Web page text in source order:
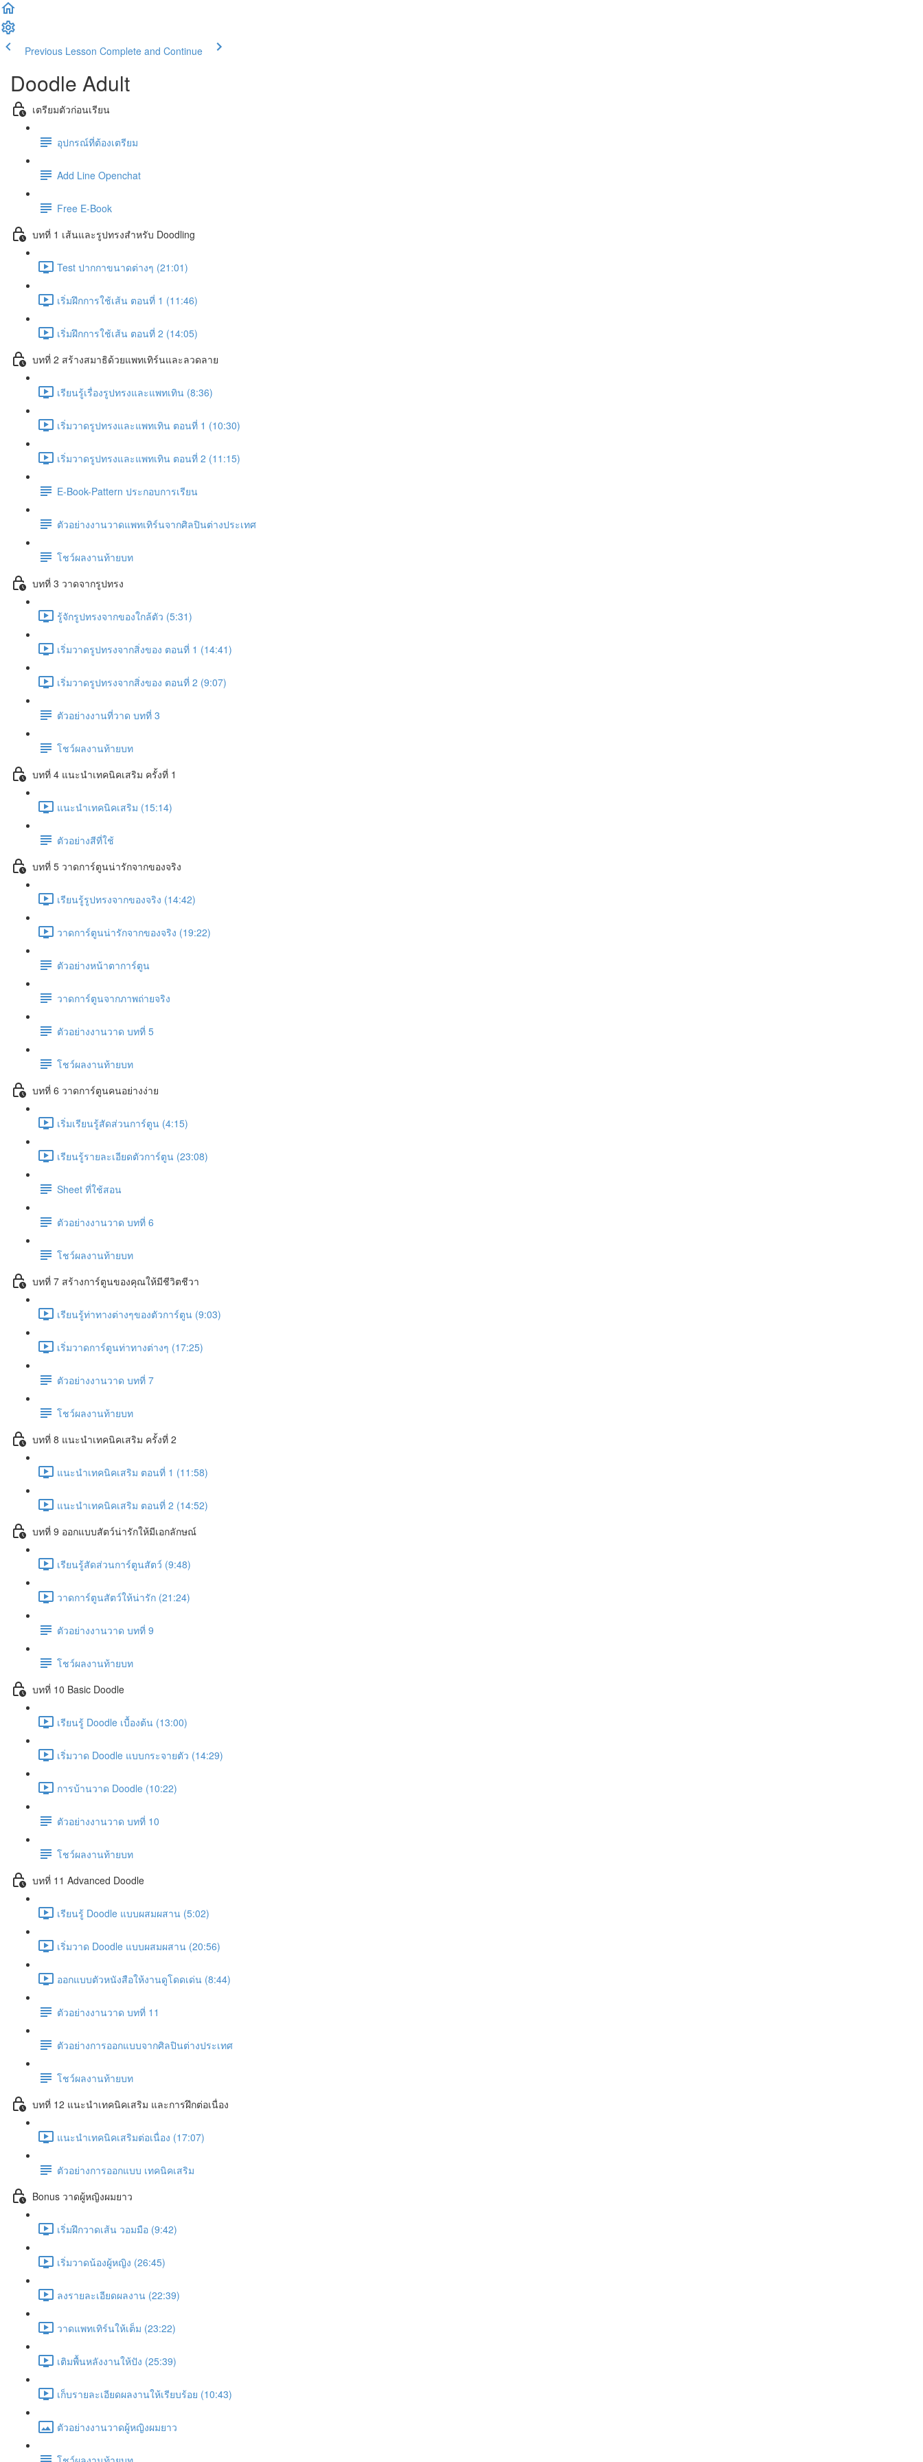
Previous Lesson Complete and Continue
Doodle Adult
เตรียมตัวก่อนเรียน
อุปกรณ์ที่ต้องเตรียม
Add Line Openchat
Free E-Book
บทที่ 1 เส้นและรูปทรงสำหรับ Doodling
Test ปากกาขนาดต่างๆ (21:01)
เริ่มฝึกการใช้เส้น ตอนที่ 1 (11:46)
เริ่มฝึกการใช้เส้น ตอนที่ 2 (14:05)
บทที่ 2 สร้างสมาธิด้วยแพทเทิร์นและลวดลาย
เรียนรู้เรื่องรูปทรงและแพทเทิน (8:36)
เริ่มวาดรูปทรงและแพทเทิน ตอนที่ 1 (10:30)
เริ่มวาดรูปทรงและแพทเทิน ตอนที่ 2 (11:15)
E-Book-Pattern ประกอบการเรียน
ตัวอย่างงานวาดแพทเทิร์นจากศิลปินต่างประเทศ
โชว์ผลงานท้ายบท
บทที่ 3 วาดจากรูปทรง
รู้จักรูปทรงจากของใกล้ตัว (5:31)
เริ่มวาดรูปทรงจากสิ่งของ ตอนที่ 1 (14:41)
เริ่มวาดรูปทรงจากสิ่งของ ตอนที่ 2 (9:07)
ตัวอย่างงานที่วาด บทที่ 3
โชว์ผลงานท้ายบท
บทที่ 4 แนะนำเทคนิคเสริม ครั้งที่ 1
แนะนำเทคนิคเสริม (15:14)
ตัวอย่างสีที่ใช้
บทที่ 5 วาดการ์ตูนน่ารักจากของจริง
เรียนรู้รูปทรงจากของจริง (14:42)
วาดการ์ตูนน่ารักจากของจริง (19:22)
ตัวอย่างหน้าตาการ์ตูน
วาดการ์ตูนจากภาพถ่ายจริง
ตัวอย่างงานวาด บทที่ 5
โชว์ผลงานท้ายบท
บทที่ 6 วาดการ์ตูนคนอย่างง่าย
เริ่มเรียนรู้สัดส่วนการ์ตูน (4:15)
เรียนรู้รายละเอียดตัวการ์ตูน (23:08)
Sheet ที่ใช้สอน
ตัวอย่างงานวาด บทที่ 6
โชว์ผลงานท้ายบท
บทที่ 7 สร้างการ์ตูนของคุณให้มีชีวิตชีวา
เรียนรู้ท่าทางต่างๆของตัวการ์ตูน (9:03)
เริ่มวาดการ์ตูนท่าทางต่างๆ (17:25)
ตัวอย่างงานวาด บทที่ 7
โชว์ผลงานท้ายบท
บทที่ 8 แนะนำเทคนิคเสริม ครั้งที่ 2
แนะนำเทคนิคเสริม ตอนที่ 1 (11:58)
แนะนำเทคนิคเสริม ตอนที่ 2 (14:52)
บทที่ 9 ออกแบบสัตว์น่ารักให้มีเอกลักษณ์
เรียนรู้สัดส่วนการ์ตูนสัตว์ (9:48)
วาดการ์ตูนสัตว์ให้น่ารัก (21:24)
ตัวอย่างงานวาด บทที่ 9
โชว์ผลงานท้ายบท
บทที่ 10 Basic Doodle
เรียนรู้ Doodle เบื้องต้น (13:00)
เริ่มวาด Doodle แบบกระจายตัว (14:29)
การบ้านวาด Doodle (10:22)
ตัวอย่างงานวาด บทที่ 10
โชว์ผลงานท้ายบท
บทที่ 11 Advanced Doodle
เรียนรู้ Doodle แบบผสมผสาน (5:02)
เริ่มวาด Doodle แบบผสมผสาน (20:56)
ออกแบบตัวหนังสือให้งานดูโดดเด่น (8:44)
ตัวอย่างงานวาด บทที่ 11
ตัวอย่างการออกแบบจากศิลปินต่างประเทศ
โชว์ผลงานท้ายบท
บทที่ 12 แนะนำเทคนิคเสริม และการฝึกต่อเนื่อง
แนะนำเทคนิคเสริมต่อเนื่อง (17:07)
ตัวอย่างการออกแบบ เทคนิคเสริม
Bonus วาดผู้หญิงผมยาว
เริ่มฝึกวาดเส้น วอมมือ (9:42)
เริ่มวาดน้องผู้หญิง (26:45)
ลงรายละเอียดผลงาน (22:39)
วาดแพทเทิร์นให้เต็ม (23:22)
เติมพื้นหลังงานให้ปัง (25:39)
เก็บรายละเอียดผลงานให้เรียบร้อย (10:43)
ตัวอย่างงานวาดผู้หญิงผมยาว